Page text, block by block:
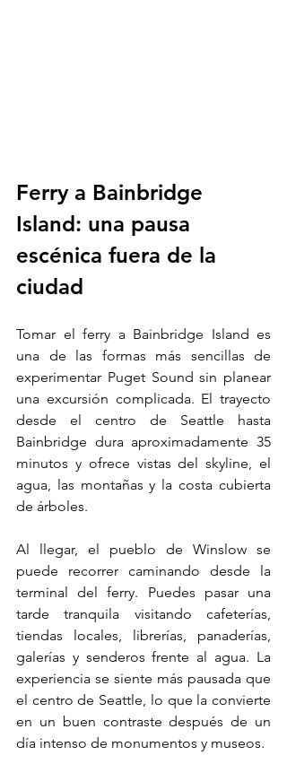
Ferry a Bainbridge
Island: una pausa
escénica fuera de la
ciudad
Tomar el ferry a Bainbridge Island es
una de las formas más sencillas de
experimentar Puget Sound sin planear
una excursión complicada. El trayecto
desde el centro de Seattle hasta
Bainbridge dura aproximadamente 35
minutos y ofrece vistas del skyline, el
agua, las montañas y la costa cubierta
de árboles.
Al llegar, el pueblo de Winslow se
puede recorrer caminando desde la
terminal del ferry. Puedes pasar una
tarde tranquila visitando cafeterías,
tiendas locales, librerías, panaderías,
galerías y senderos frente al agua. La
experiencia se siente más pausada que
el centro de Seattle, lo que la convierte
en un buen contraste después de un
día intenso de monumentos y museos.